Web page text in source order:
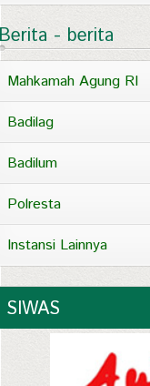
- berita
Mahkamah Agung RI
Badilag
Badilum
Polresta
Instansi Lainnya
SIWAS